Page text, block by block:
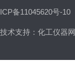
ICP备11045620号-10
技术支持： 化工仪器网